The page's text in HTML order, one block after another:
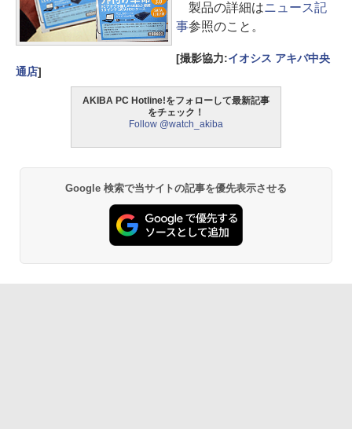
製品の詳細はニュース記
事参照のこと。
[撮影協力:イオシス アキバ中央
通店]
AKIBA PC Hotline!をフォローして最新記事
をチェック！
Follow @watch_akiba
Google 検索で当サイトの記事を優先表示させる